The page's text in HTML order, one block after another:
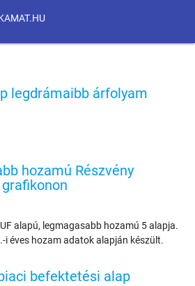
legdrámaibb árfolyam
hozamú Részvény
alapú, legmagasabb hozamú 5 alapja.
i éves hozam adatok alapján készült.
befektetési alap